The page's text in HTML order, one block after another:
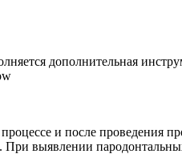
дополнительная
и после проведения
выявлении